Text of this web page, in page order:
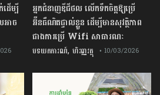
អ្នកជំនាញឌីជីថល លើកទឹកចិត្តឱ្យប្រើ
អ៊ីនធឺណិតផ្ទាល់ខ្លួន ដើម្បីមានសុវត្ថិភាព
ជាងការប្រើ Wifi​ សាធារណៈ
បទយកការណ៍, ហិរញ្ញវត្ថុ • 10/03/2026
ើម្បី
អាច